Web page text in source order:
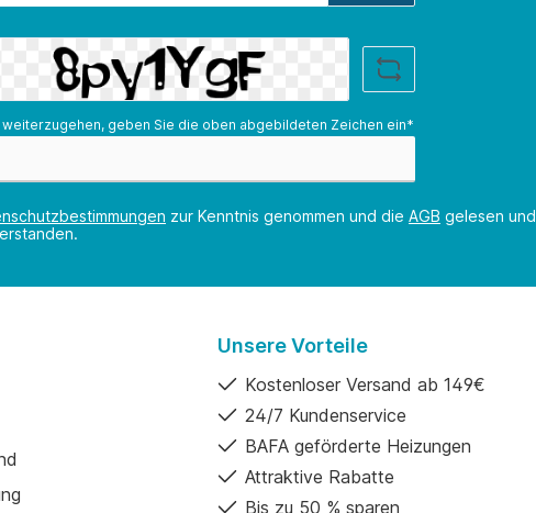
Adresse*
weiterzugehen, geben Sie die oben abgebildeten Zeichen ein*
zur Kenntnis genommen und die AGB gelesen und
Unsere Vorteile
Kostenloser Versand ab 149€
24/7 Kundenservice
BAFA geförderte Heizungen
Attraktive Rabatte
Bis zu 50 % sparen